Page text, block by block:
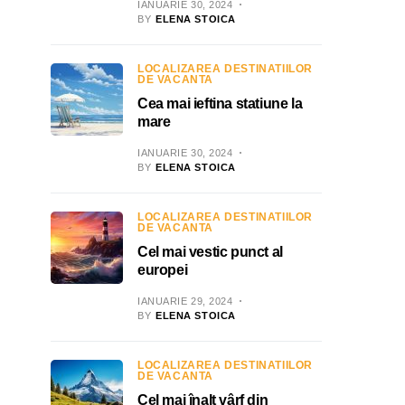
IANUARIE 30, 2024
BY ELENA STOICA
LOCALIZAREA DESTINATIILOR
DE VACANTA
Cea mai ieftina statiune la
mare
IANUARIE 30, 2024
BY ELENA STOICA
LOCALIZAREA DESTINATIILOR
DE VACANTA
Cel mai vestic punct al
europei
IANUARIE 29, 2024
BY ELENA STOICA
LOCALIZAREA DESTINATIILOR
DE VACANTA
Cel mai înalt vârf din